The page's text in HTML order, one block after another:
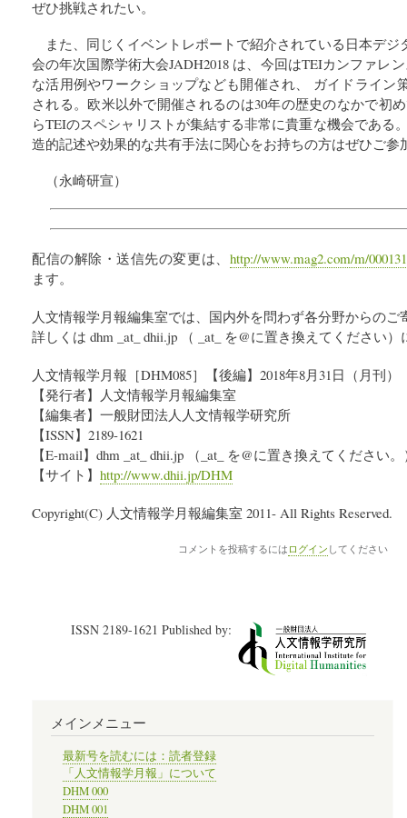
ぜひ挑戦されたい。
また、同じくイベントレポートで紹介されている日本デ
会の年次国際学術大会JADH2018 は、今回はTEIカンファレ
な活用例やワークショップなども開催され、 ガイドライン
される。欧米以外で開催されるのは30年の歴史のなかで初
らTEIのスペシャリストが集結する非常に貴重な機会である
造的記述や効果的な共有手法に関心をお持ちの方はぜひご参
（永崎研宣）
配信の解除・送信先の変更は、 http://www.mag2.com/m/
ます。
人文情報学月報編集室では、国内外を問わず各分野からの
詳しくは dhm _at_ dhii.jp （ _at_ を@に置き換えてください
人文情報学月報［DHM085］【後編】2018年8月31日（月刊）
【発行者】人文情報学月報編集室
【編集者】一般財団法人人文情報学研究所
【ISSN】2189-1621
【E-mail】dhm _at_ dhii.jp （_at_ を@に置き換えてください
【サイト】 http://www.dhii.jp/DHM
Copyright(C) 人文情報学月報編集室 2011- All Rights Reserved.
コメントを投稿するにはログインしてください
ISSN 2189-1621 Published by:
メインメニュー
最新号を読むには：読者登録
「人文情報学月報」について
DHM 000
DHM 001